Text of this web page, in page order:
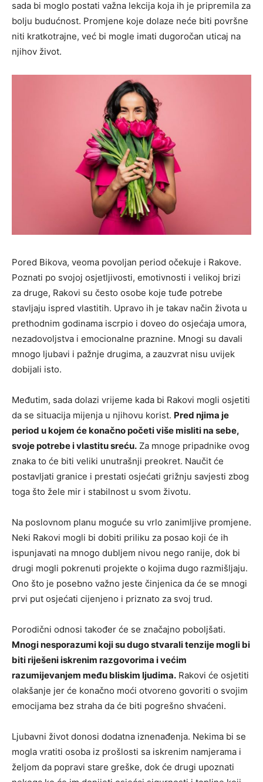
sada bi moglo postati važna lekcija koja ih je pripremila za
bolju budućnost. Promjene koje dolaze neće biti površne
niti kratkotrajne, već bi mogle imati dugoročan uticaj na
njihov život.
Pored Bikova, veoma povoljan period očekuje i Rakove.
Poznati po svojoj osjetljivosti, emotivnosti i velikoj brizi
za druge, Rakovi su često osobe koje tuđe potrebe
stavljaju ispred vlastitih. Upravo ih je takav način života u
prethodnim godinama iscrpio i doveo do osjećaja umora,
nezadovoljstva i emocionalne praznine. Mnogi su davali
mnogo ljubavi i pažnje drugima, a zauzvrat nisu uvijek
dobijali isto.
Međutim, sada dolazi vrijeme kada bi Rakovi mogli osjetiti
da se situacija mijenja u njihovu korist. Pred njima je
period u kojem će konačno početi više misliti na sebe,
svoje potrebe i vlastitu sreću. Za mnoge pripadnike ovog
znaka to će biti veliki unutrašnji preokret. Naučit će
postavljati granice i prestati osjećati grižnju savjesti zbog
toga što žele mir i stabilnost u svom životu.
Na poslovnom planu moguće su vrlo zanimljive promjene.
Neki Rakovi mogli bi dobiti priliku za posao koji će ih
ispunjavati na mnogo dubljem nivou nego ranije, dok bi
drugi mogli pokrenuti projekte o kojima dugo razmišljaju.
Ono što je posebno važno jeste činjenica da će se mnogi
prvi put osjećati cijenjeno i priznato za svoj trud.
Porodični odnosi također će se značajno poboljšati.
Mnogi nesporazumi koji su dugo stvarali tenzije mogli bi
biti riješeni iskrenim razgovorima i većim
razumijevanjem među bliskim ljudima. Rakovi će osjetiti
olakšanje jer će konačno moći otvoreno govoriti o svojim
emocijama bez straha da će biti pogrešno shvaćeni.
Ljubavni život donosi dodatna iznenađenja. Nekima bi se
mogla vratiti osoba iz prošlosti sa iskrenim namjerama i
željom da popravi stare greške, dok će drugi upoznati